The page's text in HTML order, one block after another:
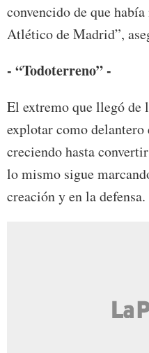
convencido de que
Atlético de Madrid”,
- “Todoterreno” -
El extremo que llegó de
explotar como
creciendo hasta
lo mismo sigue
creación y en la defensa.